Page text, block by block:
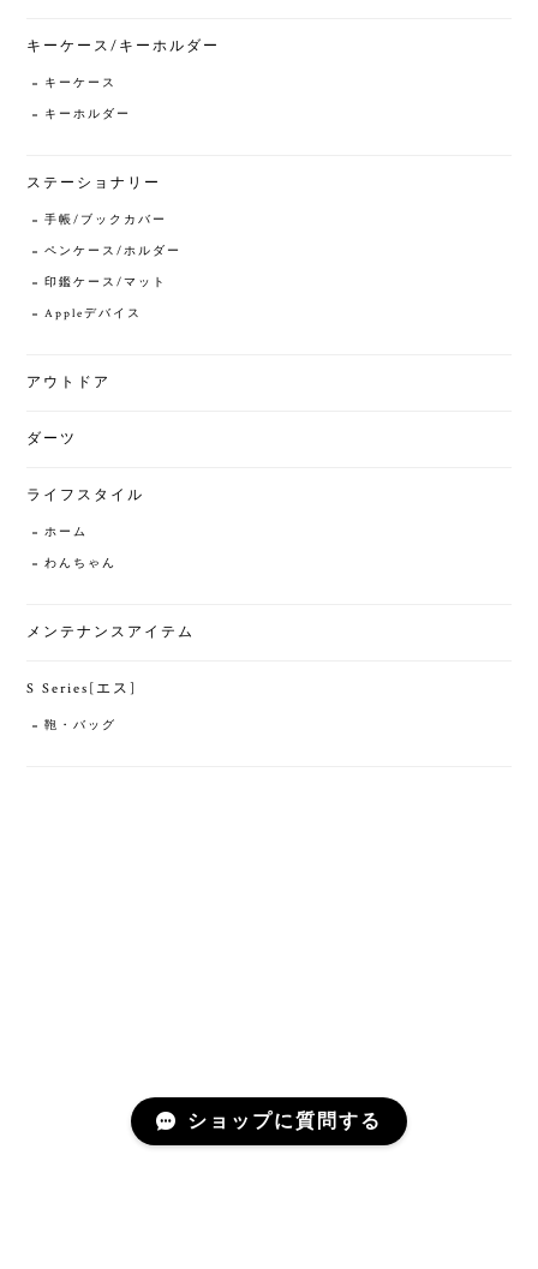
キーケース/キーホルダー
キーケース
キーホルダー
ステーショナリー
手帳/ブックカバー
ペンケース/ホルダー
印鑑ケース/マット
Appleデバイス
アウトドア
ダーツ
ライフスタイル
ホーム
わんちゃん
メンテナンスアイテム
S Series[エス]
鞄・バッグ
ショップに質問する